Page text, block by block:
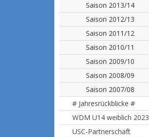
Saison 2013/14
Saison 2012/13
Saison 2011/12
Saison 2010/11
Saison 2009/10
Saison 2008/09
Saison 2007/08
# Jahresrückblicke #
WDM U14 weiblich 2023
USC-Partnerschaft